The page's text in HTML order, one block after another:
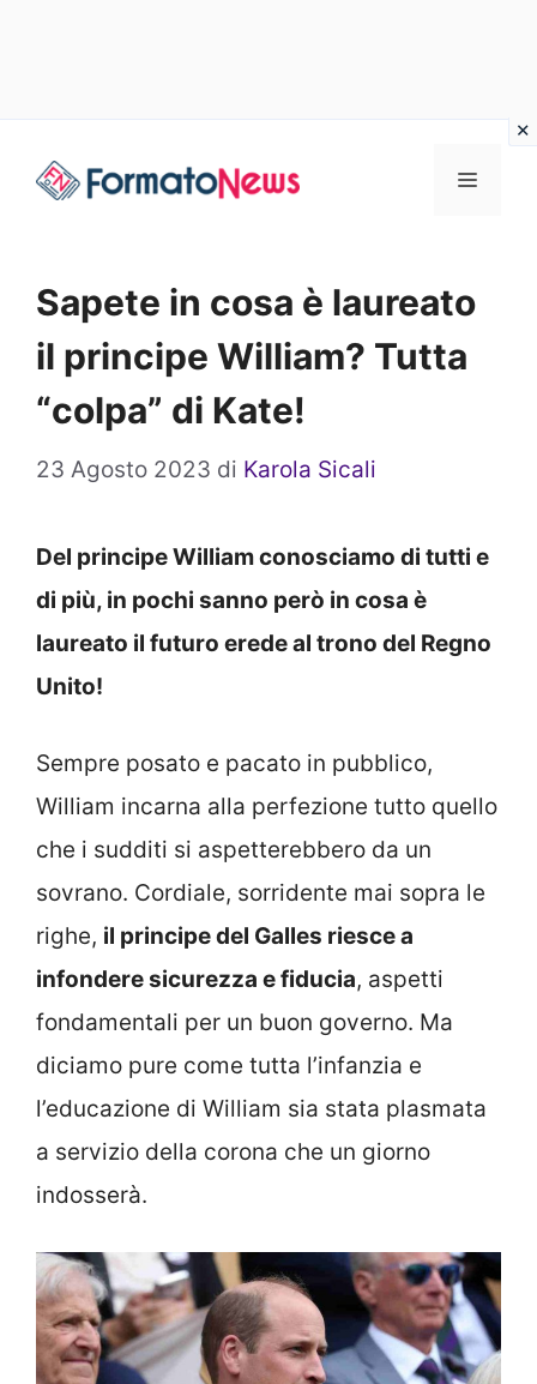
Menu
Sapete in cosa è laureato
il principe William? Tutta
“colpa” di Kate!
23 Agosto 2023 di Karola Sicali
Del principe William conosciamo di tutti e
di più, in pochi sanno però in cosa è
laureato il futuro erede al trono del Regno
Unito!
Sempre posato e pacato in pubblico,
William incarna alla perfezione tutto quello
che i sudditi si aspetterebbero da un
sovrano. Cordiale, sorridente mai sopra le
righe, il principe del Galles riesce a
infondere sicurezza e fiducia, aspetti
fondamentali per un buon governo. Ma
diciamo pure come tutta l’infanzia e
l’educazione di William sia stata plasmata
a servizio della corona che un giorno
indosserà.